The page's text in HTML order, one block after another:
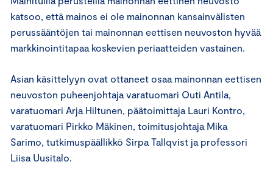
katsoo, että mainos ei ole mainonnan kansainvälisten
perussääntöjen tai mainonnan eettisen neuvoston hyvää
markkinointitapaa koskevien periaatteiden vastainen.
Asian käsittelyyn ovat ottaneet osaa mainonnan eettisen
neuvoston puheenjohtaja varatuomari Outi Antila,
varatuomari Arja Hiltunen, päätoimittaja Lauri Kontro,
varatuomari Pirkko Mäkinen, toimitusjohtaja Mika
Sarimo, tutkimuspäällikkö Sirpa Tallqvist ja professori
Liisa Uusitalo.